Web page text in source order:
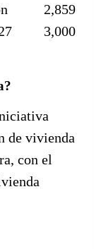
2,859
3,000
de vivienda
con el